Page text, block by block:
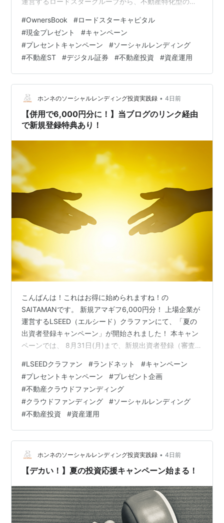
は「OwnersBook+」です。 OwnersBookとの違いは以下
のとおりで、価格変動がありキャピタルゲインも狙える
という意味では、エクイティ型に近い商品と言えます。
運用中に売却できる可能性がある点もOwnersBookとは
違いますね。 OwnersBook+を運営する…
#OwnersBook #ロードスターキャピタル
#現金プレゼント #キャンペーン
#プレセントキャンペーン #ソーシャルレンディング
#不動産ST #デジタル証券 #不動産投資 #資産運用
ホンネのソーシャルレンディング投資実践録 • 4日前
【併用で6,000円分に！】当ブログのリンク経由
で新規登録特典あり！
こんばんは！これはお得に始められますね！の
SAITAMANです。 新規アマギフ6,000円分！ 上場企業が
運営するLSEED（エルシード）クラファンにて、「夏の
出資者登録キャンペーン」が開始されました！ 本キャン
ペーンでは、 8月31日(月)まで、新規出資者登録（審査完
分がプレゼントされます。 さらに、当ブログは、 8月31
日(月)まで、LSEEDクラファンと限定タイアップしていた
だいていますので、当ブログ（対象メディア）経由で、
キャンペーン期間中に新規出資者登録し、登録後1年以内
に合計10万円以上出資された方全員に、Amazonギフ…
#LSEEDクラファン #ランドネット #キャンペーン
#プレセントキャンペーン #プレゼント企画
#不動産クラウドファンディング
#クラウドファンディング #ソーシャルレンディング
#不動産投資 #資産運用
ホンネのソーシャルレンディング投資実践録 • 4日前
【デカい！】夏の投資応援キャンペーン始まる！